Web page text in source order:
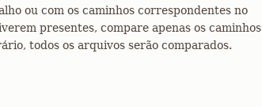
ou com os caminhos correspondentes no
presentes, compare apenas os caminhos
todos os arquivos serão comparados.